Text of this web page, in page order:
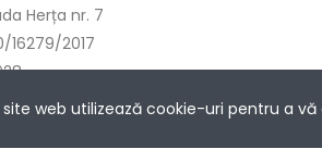
Herța nr. 7
16279/2017
web utilizează cookie-uri pentru a